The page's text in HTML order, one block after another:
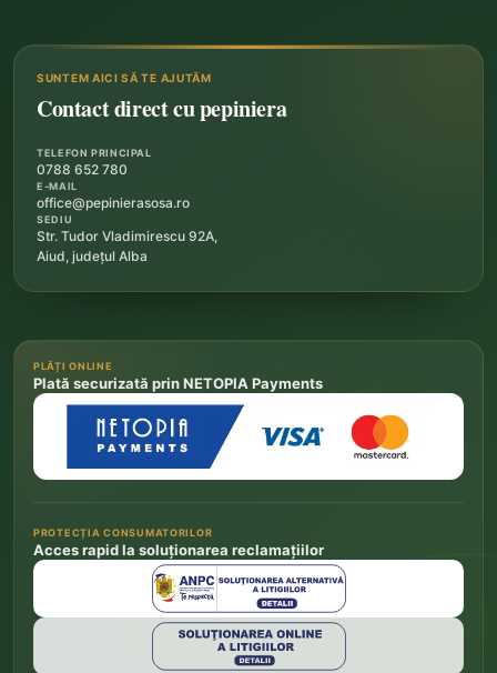
SUNTEM AICI SĂ TE AJUTĂM
Contact direct cu pepiniera
TELEFON PRINCIPAL
0788 652 780
E-MAIL
office@pepinierasosa.ro
SEDIU
Str. Tudor Vladimirescu 92A,
Aiud, județul Alba
PLĂȚI ONLINE
Plată securizată prin NETOPIA Payments
PROTECȚIA CONSUMATORILOR
Acces rapid la soluționarea reclamațiilor